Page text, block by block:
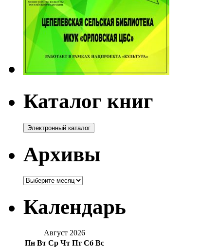
Каталог книг
Архивы
Архивы
Календарь
Август 2026
Пн Вт Ср Чт Пт Сб Вс